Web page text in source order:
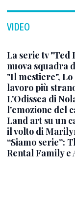
VIDEO
La serie tv "Ted
nuova squadra
"Il mestiere",
lavoro più
L'Odissea di
l'emozione del
Land art su un
il volto di
“Siamo serie”:
Rental Family e